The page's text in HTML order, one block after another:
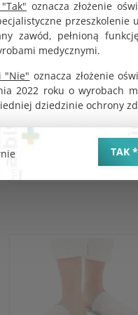
oznacza złożenie
przeszkolenie
zawód, pełnioną
medycznymi.
"Nie" oznacza złożenie
2022 roku o wyrobach
dziedzinie ochrony
TAK *
Vagothyl preparat
hemostatyczny 50ml
KOD PRODUKTU:
G1332
117.97 zł
NETTO
95.91 zł